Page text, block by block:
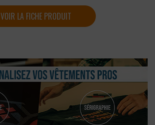
VOIR LA FICHE PRODUIT